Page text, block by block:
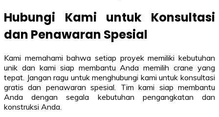
Hubungi Kami untuk Konsultasi
dan Penawaran Spesial
Kami memahami bahwa setiap proyek memiliki kebutuhan
unik dan kami siap membantu Anda memilih crane yang
tepat. Jangan ragu untuk menghubungi kami untuk konsultasi
gratis dan penawaran spesial. Tim kami siap membantu
Anda dengan segala kebutuhan pengangkatan dan
konstruksi Anda.